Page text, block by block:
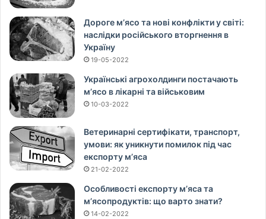
Дороге м’ясо та нові конфлікти у світі:
наслідки російського вторгнення в
Україну
19-05-2022
Українські агрохолдинги постачають
м’ясо в лікарні та військовим
10-03-2022
Ветеринарні сертифікати, транспорт,
умови: як уникнути помилок під час
експорту м’яса
21-02-2022
Особливості експорту м’яса та
м’ясопродуктів: що варто знати?
14-02-2022